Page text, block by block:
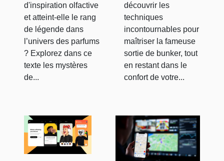
d'inspiration olfactive
et atteint-elle le rang
de légende dans
l’univers des parfums
? Explorez dans ce
texte les mystères
de...
découvrir les
techniques
incontournables pour
maîtriser la fameuse
sortie de bunker, tout
en restant dans le
confort de votre...